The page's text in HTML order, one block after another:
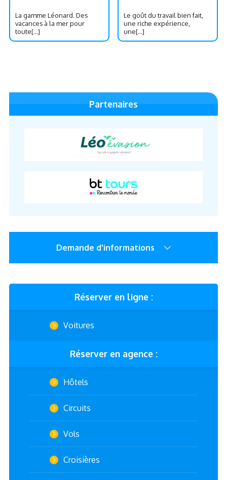
Réserver en ligne :
Voitures
Réserver en agence :
Hôtels
Circuits
Vols
Croisières
La gamme Léonard. Des
vacances à la mer pour
toute[...]
Le goût du travail bien fait,
une riche expérience,
une[...]
Partenaires
Demande d'informations